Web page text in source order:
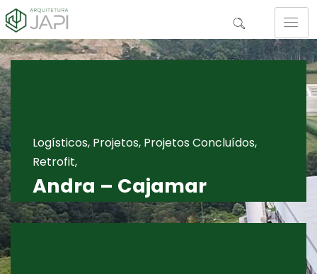
Logísticos, Projetos, Projetos Concluídos,
Retrofit,
Andra – Cajamar